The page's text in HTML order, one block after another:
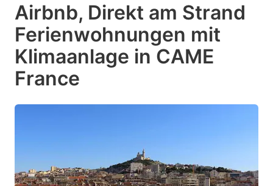
Airbnb, Direkt am Strand
Ferienwohnungen mit
Klimaanlage in CAME
France